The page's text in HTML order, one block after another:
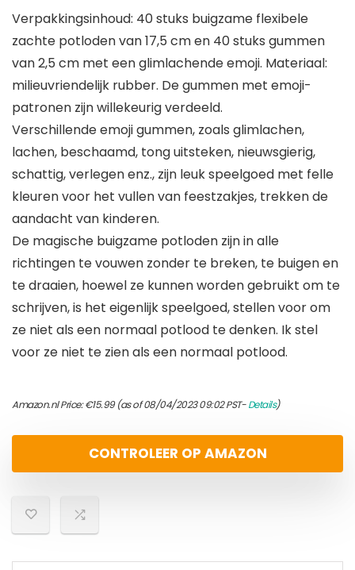
Verpakkingsinhoud: 40 stuks buigzame flexibele
zachte potloden van 17,5 cm en 40 stuks gummen
van 2,5 cm met een glimlachende emoji. Materiaal:
milieuvriendelijk rubber. De gummen met emoji-
patronen zijn willekeurig verdeeld.
Verschillende emoji gummen, zoals glimlachen,
lachen, beschaamd, tong uitsteken, nieuwsgierig,
schattig, verlegen enz., zijn leuk speelgoed met felle
kleuren voor het vullen van feestzakjes, trekken de
aandacht van kinderen.
De magische buigzame potloden zijn in alle
richtingen te vouwen zonder te breken, te buigen en
te draaien, hoewel ze kunnen worden gebruikt om te
schrijven, is het eigenlijk speelgoed, stellen voor om
ze niet als een normaal potlood te denken. Ik stel
voor ze niet te zien als een normaal potlood.
Amazon.nl Price:€15.99(as of 08/04/2023 09:02 PST-Details)
CONTROLEER OP AMAZON